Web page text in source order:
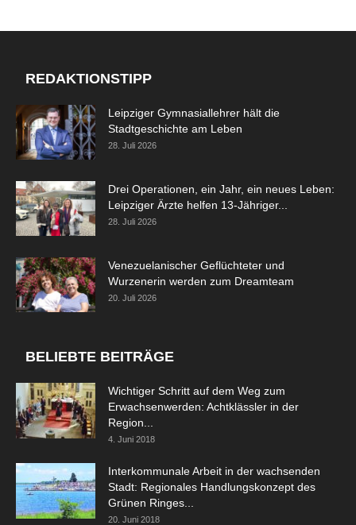
REDAKTIONSTIPP
Leipziger Gymnasiallehrer hält die
Stadtgeschichte am Leben
28. Juli 2026
Drei Operationen, ein Jahr, ein neues Leben:
Leipziger Ärzte helfen 13-Jähriger...
28. Juli 2026
Venezuelanischer Geflüchteter und
Wurzenerin werden zum Dreamteam
20. Juli 2026
BELIEBTE BEITRÄGE
Wichtiger Schritt auf dem Weg zum
Erwachsenwerden: Achtklässler in der
Region...
4. Juni 2018
Interkommunale Arbeit in der wachsenden
Stadt: Regionales Handlungskonzept des
Grünen Ringes...
20. Juni 2018